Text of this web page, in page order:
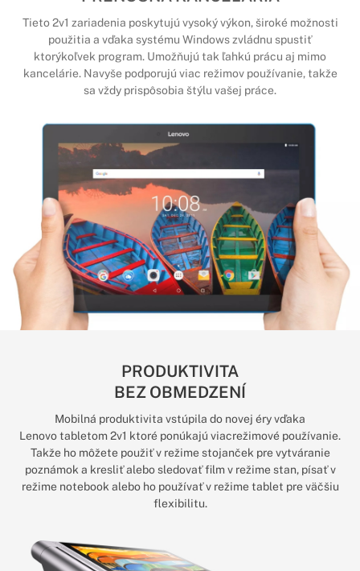
Tieto 2v1 zariadenia poskytujú vysoký výkon, široké možnosti
použitia a vďaka systému Windows zvládnu spustiť
ktorýkoľvek program. Umožňujú tak ľahkú prácu aj mimo
kancelárie. Navyše podporujú viac režimov používanie, takže
sa vždy prispôsobia štýlu vašej práce.
PRODUKTIVITA
BEZ OBMEDZENÍ
Mobilná produktivita vstúpila do novej éry vďaka
Lenovo tabletom 2v1 ktoré ponúkajú viacrežimové používanie.
Takže ho môžete použiť v režime stojanček pre vytváranie
poznámok a kresliť alebo sledovať film v režime stan, písať v
režime notebook alebo ho používať v režime tablet pre väčšiu
flexibilitu.